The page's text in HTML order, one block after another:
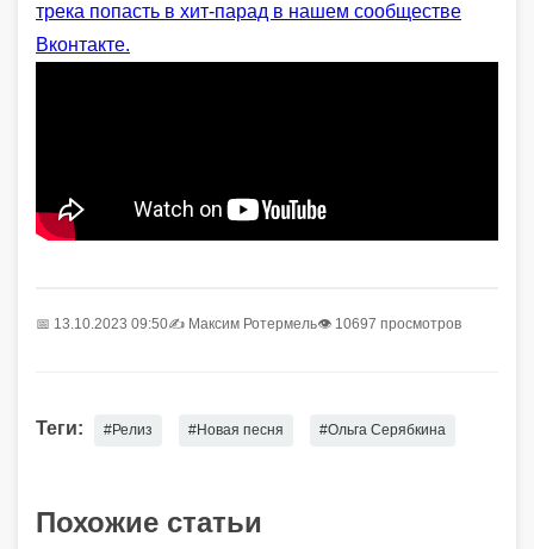
трека попасть в хит-парад в нашем сообществе
Вконтакте.
📅 13.10.2023 09:50✍️ Максим Ротермель👁 10697 просмотров
Теги: #Релиз #Новая песня #Ольга Серябкина
Похожие статьи